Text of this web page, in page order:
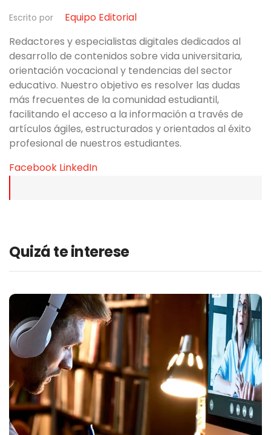
Escrito por
Equipo Editorial
Redactores y especialistas digitales dedicados al
desarrollo de contenidos sobre vida universitaria,
orientación vocacional y tendencias del sector
educativo. Nuestro objetivo es resolver las dudas
más frecuentes de la comunidad estudiantil,
facilitando el acceso a la información a través de
artículos ágiles, estructurados y orientados al éxito
profesional de nuestros estudiantes.
Facebook LinkedIn
Quizá te interese